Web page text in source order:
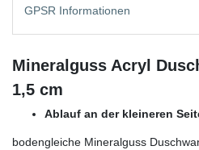
GPSR Informationen
Mineralguss Acryl
1,5 cm
Ablauf an der kleineren
bodengleiche Mineralguss